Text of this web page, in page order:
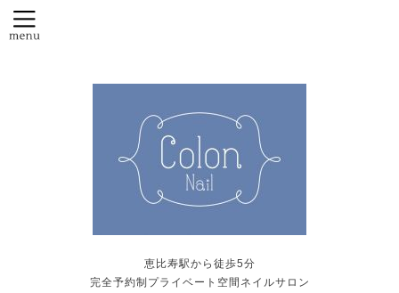
恵比寿駅から徒歩5分
完全予約制プライベート空間ネイルサロン